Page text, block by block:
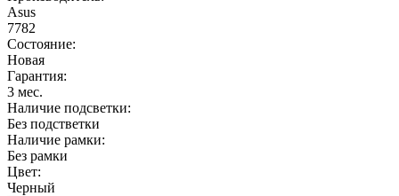
Asus
7782
Состояние:
Новая
Гарантия:
3 мес.
Наличие подсветки:
Без подстветки
Наличие рамки:
Без рамки
Цвет:
Черный